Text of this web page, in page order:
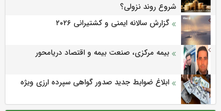
شروع روند نزولی؟
گزارش سالانه ایمنی و كشتیرانی ۲۰۲۶
بیمه مرکزی، صنعت بیمه و اقتصاد دریامحور
ابلاغ ضوابط جدید صدور گواهی سپرده ارزی ویژه